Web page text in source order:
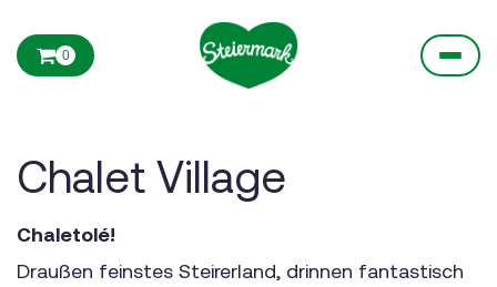
0
Chalet Village
Chaletolé!
Draußen feinstes Steirerland, drinnen fantastisch